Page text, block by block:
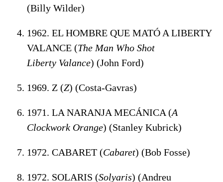
(Billy Wilder)
1962. EL HOMBRE QUE MATÓ A LIBERTY
VALANCE (The Man Who Shot
Liberty Valance) (John Ford)
1969. Z (Z) (Costa-Gavras)
1971. LA NARANJA MECÁNICA (A
Clockwork Orange) (Stanley Kubrick)
1972. CABARET (Cabaret) (Bob Fosse)
1972. SOLARIS (Solyaris) (Andreu